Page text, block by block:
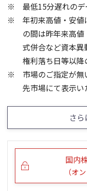
13週移動平均
0
600
5ヶ月移動平均
0
500
1,000
最低15分遅れのデ
年初来高値・安
の間は昨年来高
式併合など資本異
権利落ち日等以降
市場のご指定が
先市場にて表示い
さ
国内
（オ